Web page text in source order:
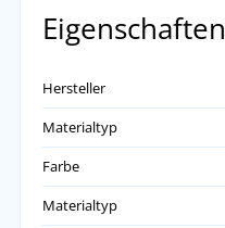
Eigenschaften
Hersteller
Materialtyp
Farbe
Materialtyp